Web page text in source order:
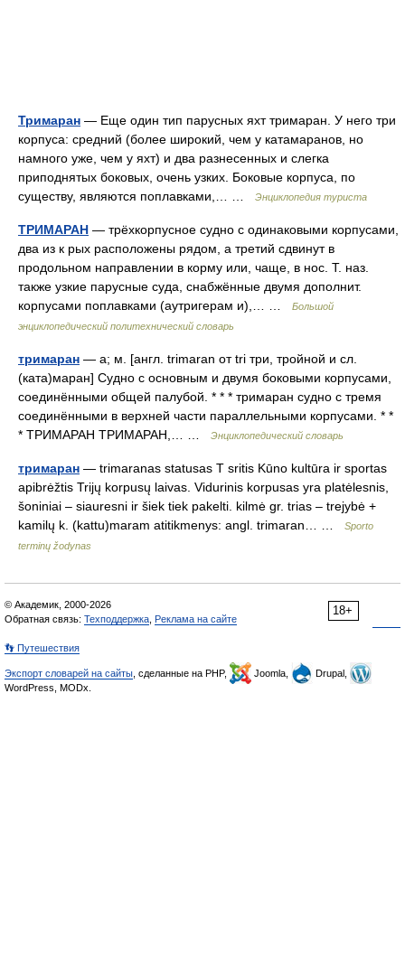
Тримаран — Еще один тип парусных яхт тримаран. У него три
корпуса: средний (более широкий, чем у катамаранов, но
намного уже, чем у яхт) и два разнесенных и слегка
приподнятых боковых, очень узких. Боковые корпуса, по
существу, являются поплавками,… …
Энциклопедия туриста
ТРИМАРАН — трёхкорпусное судно с одинаковыми корпусами,
два из к рых расположены рядом, а третий сдвинут в
продольном направлении в корму или, чаще, в нос. Т. наз.
также узкие парусные суда, снабжённые двумя дополнит.
корпусами поплавками (аутригерам и),… …
Большой
энциклопедический политехнический словарь
тримаран — а; м. [англ. trimaran от tri три, тройной и сл.
(ката)маран] Судно с основным и двумя боковыми корпусами,
соединёнными общей палубой. * * * тримаран судно с тремя
соединёнными в верхней части параллельными корпусами. * *
* ТРИМАРАН ТРИМАРАН,… …
Энциклопедический словарь
тримаран — trimaranas statusas T sritis Kūno kultūra ir sportas
apibrėžtis Trijų korpusų laivas. Vidurinis korpusas yra platėlesnis,
šoniniai – siauresni ir šiek tiek pakelti. kilmė gr. trias – trejybė +
kamilų k. (kattu)maram atitikmenys: angl. trimaran… …
Sporto
terminų žodynas
18+
© Академик, 2000-2026
Обратная связь: Техподдержка Реклама на сайте
👣 Путешествия
Экспорт словарей на сайты , сделанные на PHP, Joomla,
Drupal,
WordPress, MODx.